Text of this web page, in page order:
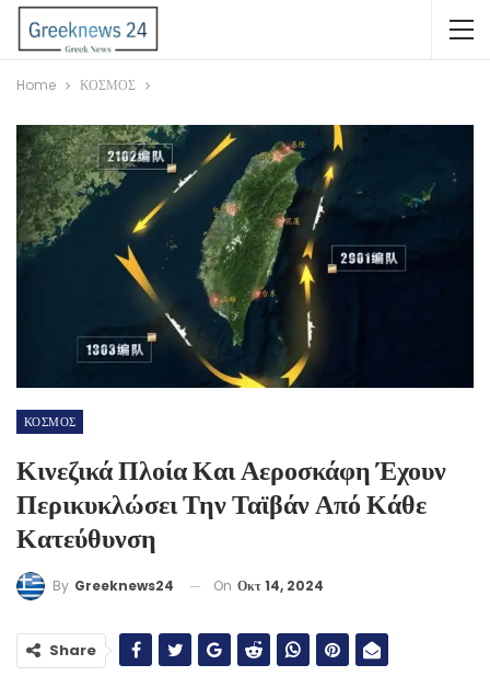
Home ΚΟΣΜΟΣ
ΚΟΣΜΟΣ
Κινεζικά Πλοία Και Αεροσκάφη Έχουν
Περικυκλώσει Την Ταϊβάν Από Κάθε
Κατεύθυνση
By Greeknews24 On Οκτ 14, 2024
Share